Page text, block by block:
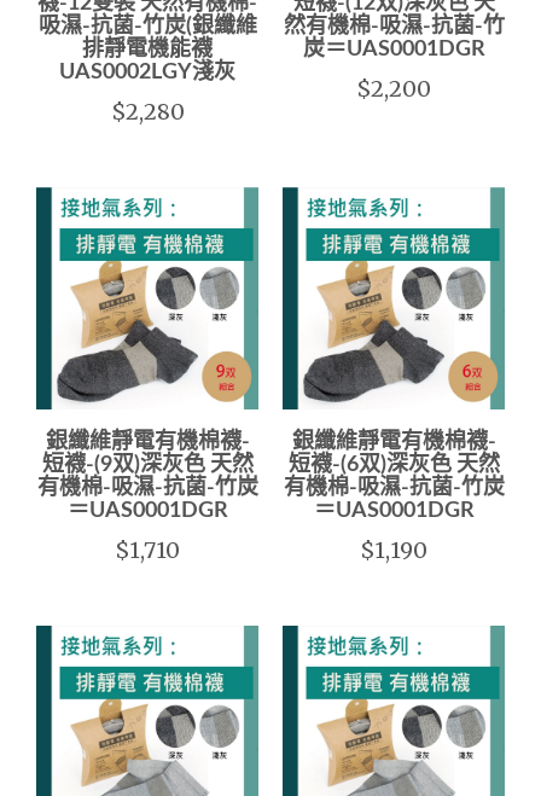
吸濕-抗菌-竹炭(銀纖維
排靜電機能襪
UAS0002LGY淺灰
$2,280
然有機棉-吸濕-抗菌-竹
炭＝UAS0001DGR
$2,200
銀纖維靜電有機棉襪-
短襪-(9双)深灰色 天然
有機棉-吸濕-抗菌-竹炭
＝UAS0001DGR
$1,710
銀纖維靜電有機棉襪-
短襪-(6双)深灰色 天然
有機棉-吸濕-抗菌-竹炭
＝UAS0001DGR
$1,190